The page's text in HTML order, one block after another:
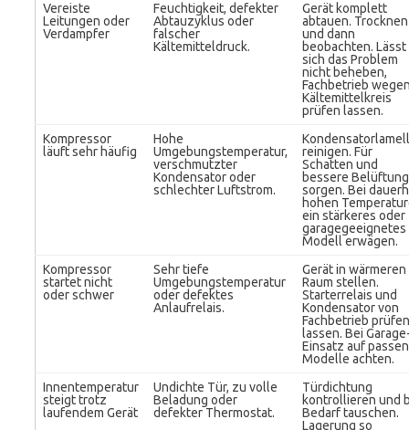
Vereiste
Leitungen oder
Verdampfer
Feuchtigkeit, defekter
Abtauzyklus oder
falscher
Kältemitteldruck.
Gerät komplett
abtauen. Trocknen
und dann
beobachten. Lässt
sich das Problem
nicht beheben,
Fachbetrieb
Kältemittelkreis
prüfen lassen.
Kompressor
läuft sehr häufig
Hohe
Umgebungstemperatur,
verschmutzter
Kondensator oder
schlechter Luftstrom.
reinigen. Für
Schatten und
bessere Belüftung
sorgen. Bei
hohen
ein stärkeres oder
garagegeeignetes
Modell erwägen.
Kompressor
startet nicht
oder schwer
Sehr tiefe
Umgebungstemperatur
oder defektes
Anlaufrelais.
Gerät in wärmeren
Raum stellen.
Starterrelais und
Kondensator von
Fachbetrieb prüfen
lassen. Bei
Einsatz auf
Modelle achten.
Innentemperatur
steigt trotz
laufendem Gerät
Undichte Tür, zu volle
Beladung oder
defekter Thermostat.
Türdichtung
kontrollieren und
Bedarf tauschen.
Lagerung so